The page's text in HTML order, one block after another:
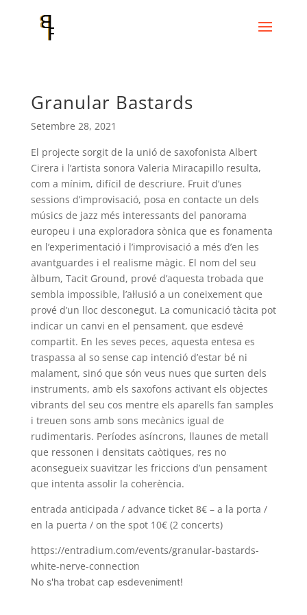
Granular Bastards
Setembre 28, 2021
El projecte sorgit de la unió de saxofonista Albert
Cirera i l’artista sonora Valeria Miracapillo resulta,
com a mínim, difícil de descriure. Fruit d’unes
sessions d’improvisació, posa en contacte un dels
músics de jazz més interessants del panorama
europeu i una exploradora sònica que es fonamenta
en l’experimentació i l’improvisació a més d’en les
avantguardes i el realisme màgic. El nom del seu
àlbum, Tacit Ground, prové d’aquesta trobada que
sembla impossible, l’al·lusió a un coneixement que
prové d’un lloc desconegut. La comunicació tàcita pot
indicar un canvi en el pensament, que esdevé
compartit. En les seves peces, aquesta entesa es
traspassa al so sense cap intenció d’estar bé ni
malament, sinó que són veus nues que surten dels
instruments, amb els saxofons activant els objectes
vibrants del seu cos mentre els aparells fan samples
i treuen sons amb sons mecànics igual de
rudimentaris. Períodes asíncrons, llaunes de metall
que ressonen i densitats caòtiques, res no
aconsegueix suavitzar les friccions d’un pensament
que intenta assolir la coherència.
entrada anticipada / advance ticket 8€ – a la porta /
en la puerta / on the spot 10€ (2 concerts)
https://entradium.com/events/granular-bastards-
white-nerve-connection
No s'ha trobat cap esdeveniment!